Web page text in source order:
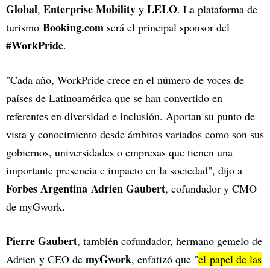
Global, Enterprise Mobility y LELO. La plataforma de
turismo Booking.com será el principal sponsor del
#WorkPride.
"Cada año, WorkPride crece en el número de voces de
países de Latinoamérica que se han convertido en
referentes en diversidad e inclusión. Aportan su punto de
vista y conocimiento desde ámbitos variados como son sus
gobiernos, universidades o empresas que tienen una
importante presencia e impacto en la sociedad", dijo a
Forbes Argentina Adrien Gaubert, cofundador y CMO
de myGwork.
Pierre Gaubert, también cofundador, hermano gemelo de
Adrien y CEO de myGwork, enfatizó que "el papel de las